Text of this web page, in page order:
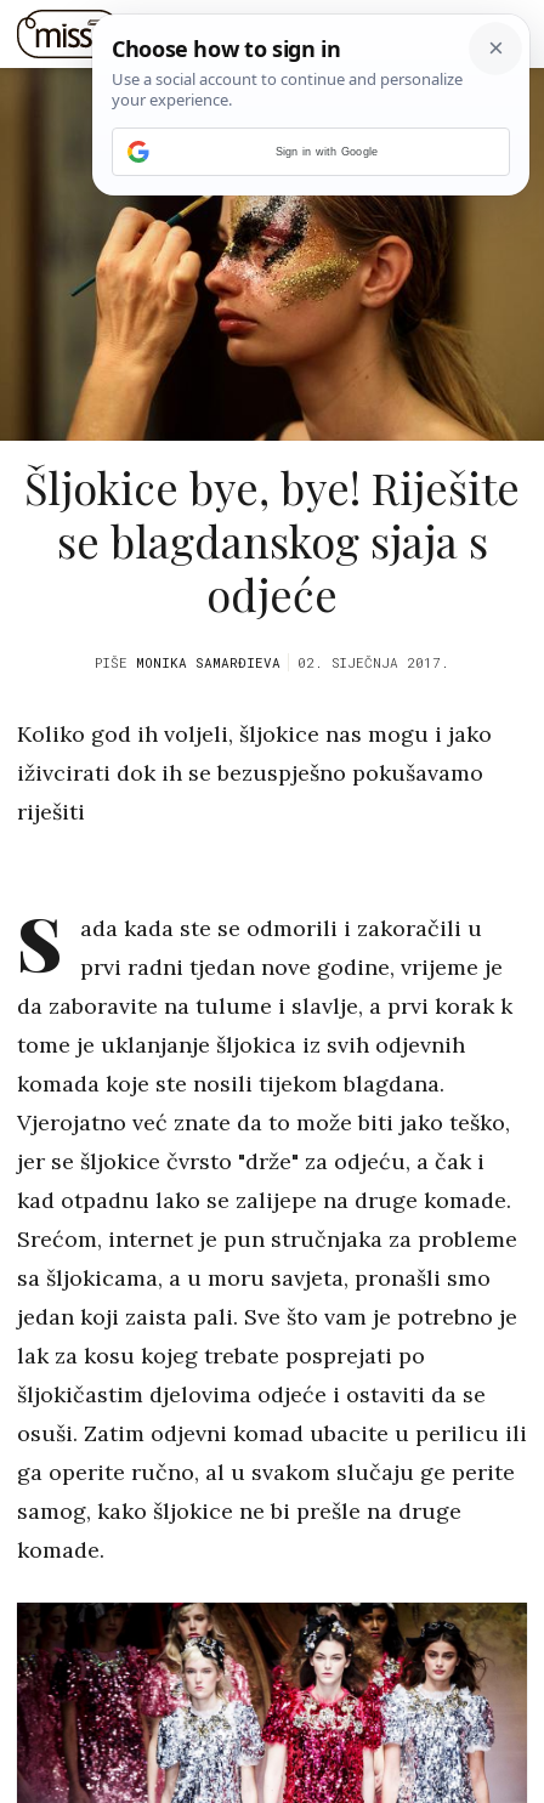
Šljokice bye, bye! Riješite
se blagdanskog sjaja s
odjeće
PIŠE MONIKA SAMARĐIEVA 02. SIJEČNJA 2017.
Koliko god ih voljeli, šljokice nas mogu i jako
iživcirati dok ih se bezuspješno pokušavamo
riješiti
S
ada kada ste se odmorili i zakoračili u
prvi radni tjedan nove godine, vrijeme je
da zaboravite na tulume i slavlje, a prvi korak k
tome je uklanjanje šljokica iz svih odjevnih
komada koje ste nosili tijekom blagdana.
Vjerojatno već znate da to može biti jako teško,
jer se šljokice čvrsto "drže" za odjeću, a čak i
kad otpadnu lako se zalijepe na druge komade.
Srećom, internet je pun stručnjaka za probleme
sa šljokicama, a u moru savjeta, pronašli smo
jedan koji zaista pali. Sve što vam je potrebno je
lak za kosu kojeg trebate posprejati po
šljokičastim djelovima odjeće i ostaviti da se
osuši. Zatim odjevni komad ubacite u perilicu ili
ga operite ručno, al u svakom slučaju ge perite
samog, kako šljokice ne bi prešle na druge
komade.
Sign in with Google